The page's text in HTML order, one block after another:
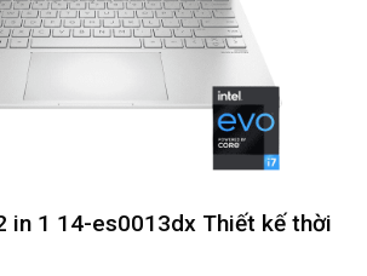
in 1 14-es0013dx Thiết kế thời